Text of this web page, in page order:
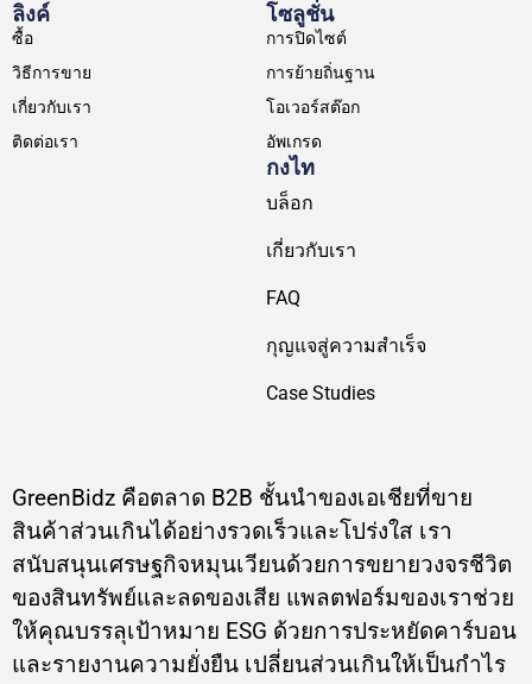
GreenBidz คือตลาด B2B ชั้นนำของเอเชียที่ขาย
สินค้าส่วนเกินได้อย่างรวดเร็วและโปร่งใส เรา
สนับสนุนเศรษฐกิจหมุนเวียนด้วยการขยายวงจรชีวิต
ของสินทรัพย์และลดของเสีย แพลตฟอร์มของเราช่วย
ให้คุณบรรลุเป้าหมาย ESG ด้วยการประหยัดคาร์บอน
และรายงานความยั่งยืน เปลี่ยนส่วนเกินให้เป็นกำไร
โซลูชั่น
การปิดไซต์
การย้ายถิ่นฐาน
โอเวอร์สต๊อก
อัพเกรด
ลิงค์
ซื้อ
วิธีการขาย
เกี่ยวกับเรา
ติดต่อเรา
กงไท
บล็อก
เกี่ยวกับเรา
FAQ
กุญแจสู่ความสำเร็จ
Case Studies